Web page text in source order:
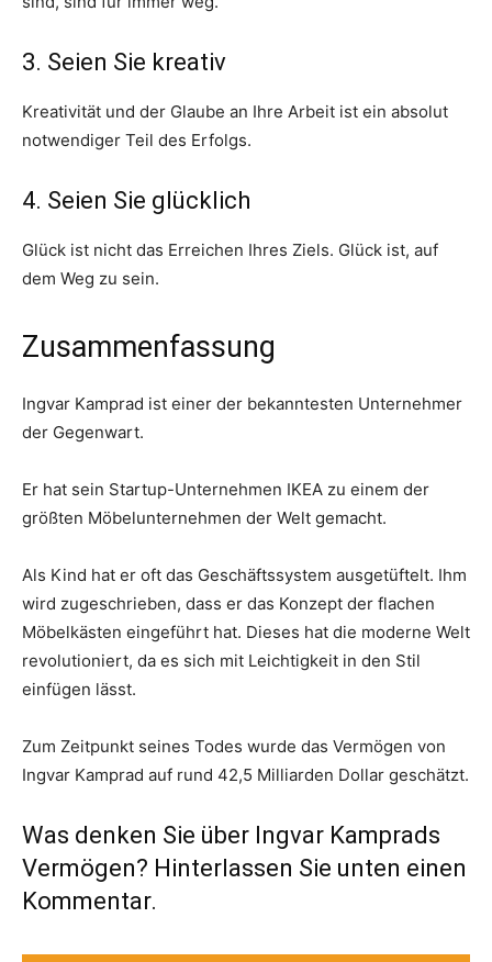
3. Seien Sie kreativ
Kreativität und der Glaube an Ihre Arbeit ist ein absolut
notwendiger Teil des Erfolgs.
4. Seien Sie glücklich
Glück ist nicht das Erreichen Ihres Ziels. Glück ist, auf
dem Weg zu sein.
Zusammenfassung
Ingvar Kamprad ist einer der bekanntesten Unternehmer
der Gegenwart.
Er hat sein Startup-Unternehmen IKEA zu einem der
größten Möbelunternehmen der Welt gemacht.
Als Kind hat er oft das Geschäftssystem ausgetüftelt. Ihm
wird zugeschrieben, dass er das Konzept der flachen
Möbelkästen eingeführt hat. Dieses hat die moderne Welt
revolutioniert, da es sich mit Leichtigkeit in den Stil
einfügen lässt.
Zum Zeitpunkt seines Todes wurde das Vermögen von
Ingvar Kamprad auf rund 42,5 Milliarden Dollar geschätzt.
Was denken Sie über Ingvar Kamprads
Vermögen? Hinterlassen Sie unten einen
Kommentar.